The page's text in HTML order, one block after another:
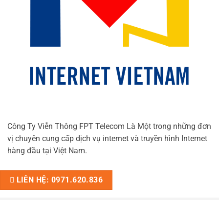
Công Ty Viễn Thông FPT Telecom Là Một trong những đơn
vị chuyên cung cấp dịch vụ internet và truyền hình Internet
hàng đầu tại Việt Nam.
LIÊN HỆ: 0971.620.836